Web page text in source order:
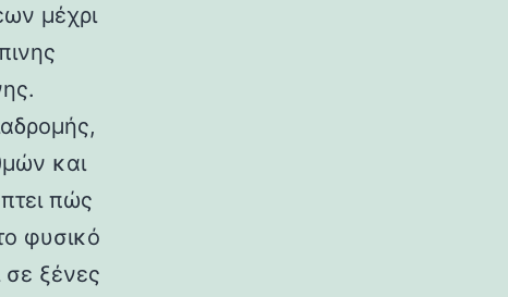
μέχρι
και
πώς
φυσικό
σε ξένες